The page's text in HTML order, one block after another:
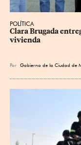
POLÍTICA
Clara Brugada
vivienda
Por Gobierno de la Ciudad de